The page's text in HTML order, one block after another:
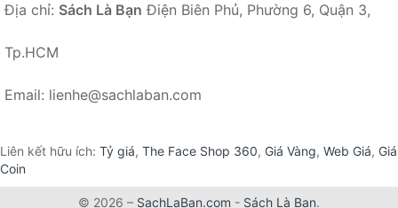
Địa chỉ: Sách Là Bạn Điện Biên Phủ, Phường 6, Quận 3,
Tp.HCM
Email: lienhe@sachlaban.com
Liên kết hữu ích: Tỷ giá, The Face Shop 360, Giá Vàng, Web Giá, Giá
Coin
© 2026 – SachLaBan.com - Sách Là Bạn.